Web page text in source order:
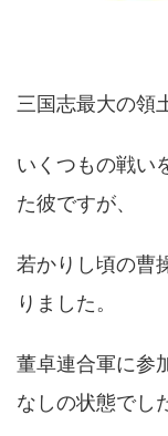
三国志最大の領
いくつもの戦い
た彼ですが、
若かりし頃の曹
りました。
董卓連合軍に参
なしの状態でし